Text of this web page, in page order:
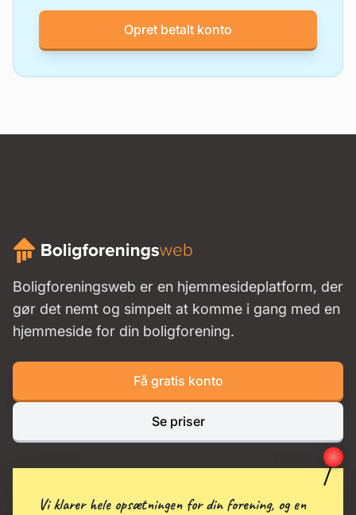
Opret betalt konto
Boligforeningsweb er en hjemmesideplatform, der
gør det nemt og simpelt at komme i gang med en
hjemmeside for din boligforening.
Få gratis konto
Se priser
Vi klarer hele opsætningen for din forening, og en